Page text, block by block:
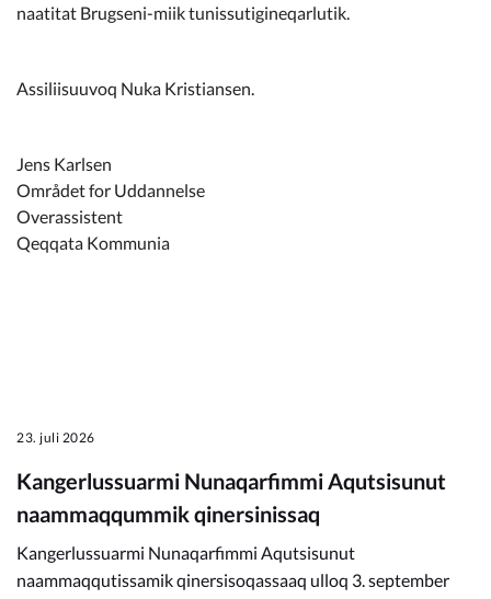
naatitat Brugseni-miik tunissutigineqarlutik.
Assiliisuuvoq Nuka Kristiansen.
Jens Karlsen
Området for Uddannelse
Overassistent
Qeqqata Kommunia
23. juli 2026
Kangerlussuarmi Nunaqarfimmi Aqutsisunut
naammaqqummik qinersinissaq
Kangerlussuarmi Nunaqarfimmi Aqutsisunut
naammaqqutissamik qinersisoqassaaq ulloq 3. september